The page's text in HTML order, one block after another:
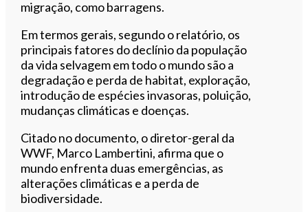
migração, como barragens.
Em termos gerais, segundo o relatório, os
principais fatores do declínio da população
da vida selvagem em todo o mundo são a
degradação e perda de habitat, exploração,
introdução de espécies invasoras, poluição,
mudanças climáticas e doenças.
Citado no documento, o diretor-geral da
WWF, Marco Lambertini, afirma que o
mundo enfrenta duas emergências, as
alterações climáticas e a perda de
biodiversidade.